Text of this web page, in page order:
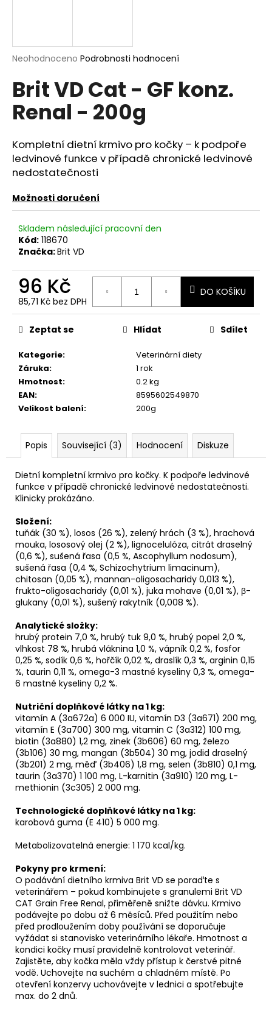
Průměrné
produktu
je
0,0
hvězdiček.
Neohodnoceno Podrobnosti hodnocení
Brit VD Cat - GF konz.
Renal - 200g
Kompletní dietní krmivo pro kočky – k podpoře
ledvinové funkce v případě chronické ledvinové
nedostatečnosti
Možnosti doručení
Skladem následující pracovní den
Kód: 118670
Značka:Brit VD
96 Kč
85,71 Kč bez DPH
Měrná
cena:
DO KOŠÍKU
Kategorie:
Veterinární diety
Záruka:
1 rok
Hmotnost:
0.2 kg
EAN:
8595602549870
Velikost balení: 200g
Zeptat se Hlídat Sdílet
Popis Související (3) Hodnocení Diskuze
Dietní kompletní krmivo pro kočky. K podpoře ledvinové
funkce v případě chronické ledvinové nedostatečnosti.
Klinicky prokázáno.
Složení:
tuňák (30 %), losos (26 %), zelený hrách (3 %), hrachová
mouka, lososový olej (2 %), lignocelulóza, citrát draselný
(0,6 %), sušená řasa (0,5 %, Ascophyllum nodosum),
sušená řasa (0,4 %, Schizochytrium limacinum),
chitosan (0,05 %), mannan-oligosacharidy 0,013 %),
frukto-oligosacharidy (0,01 %), juka mohave (0,01 %), β-
glukany (0,01 %), sušený rakytník (0,008 %).
Analytické složky:
hrubý protein 7,0 %, hrubý tuk 9,0 %, hrubý popel 2,0 %,
vlhkost 78 %, hrubá vláknina 1,0 %, vápník 0,2 %, fosfor
0,25 %, sodík 0,6 %, hořčík 0,02 %, draslík 0,3 %, arginin 0,15
%, taurin 0,11 %, omega-3 mastné kyseliny 0,3 %, omega-
6 mastné kyseliny 0,2 %.
Nutriční doplňkové látky na 1 kg:
vitamín A (3a672a) 6 000 IU, vitamín D3 (3a671) 200 mg,
vitamín E (3a700) 300 mg, vitamin C (3a312) 100 mg,
biotin (3a880) 1,2 mg, zinek (3b606) 60 mg, železo
(3b106) 30 mg, mangan (3b504) 30 mg, jodid draselný
(3b201) 2 mg, měď (3b406) 1,8 mg, selen (3b810) 0,1 mg,
taurin (3a370) 1 100 mg, L-karnitin (3a910) 120 mg, L-
methionin (3c305) 2 000 mg.
Technologické doplňkové látky na 1 kg:
karobová guma (E 410) 5 000 mg.
Metabolizovatelná energie: 1 170 kcal/kg.
Pokyny pro krmení:
O podávání dietního krmiva Brit VD se poraďte s
veterinářem – pokud kombinujete s granulemi Brit VD
CAT Grain Free Renal, přiměřeně snižte dávku. Krmivo
podávejte po dobu až 6 měsíců. Před použitím nebo
před prodloužením doby používání se doporučuje
vyžádat si stanovisko veterinárního lékaře. Hmotnost a
kondici kočky musí pravidelně kontrolovat veterinář.
Zajistěte, aby kočka měla vždy přístup k čerstvé pitné
vodě. Uchovejte na suchém a chladném místě. Po
otevření konzervy uchovávejte v lednici a spotřebujte
max. do 2 dnů.
í
t
?
HLEDAT
D
o
p
o
č
u
e
m